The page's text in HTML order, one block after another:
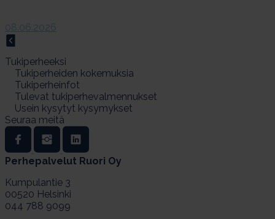
08.06.2026
Tu­ki­per­heek­si
Tu­ki­per­hei­den ko­ke­muk­sia
Tu­ki­per­hein­fot
Tu­le­vat tu­ki­per­he­val­men­nuk­set
Usein ky­sy­tyt ky­sy­myk­set
Seuraa meitä
Perhepalvelut Ruori Oy
Kumpulantie 3
00520 Helsinki
044 788 9099